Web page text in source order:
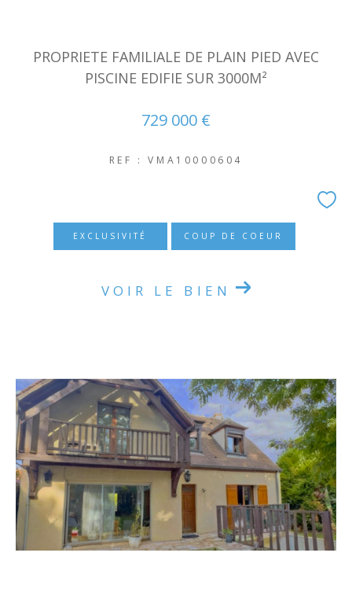
PROPRIETE FAMILIALE DE PLAIN PIED AVEC
PISCINE EDIFIE SUR 3000M²
729 000 €
REF : VMA10000604
EXCLUSIVITÉ COUP DE COEUR
VOIR LE BIEN